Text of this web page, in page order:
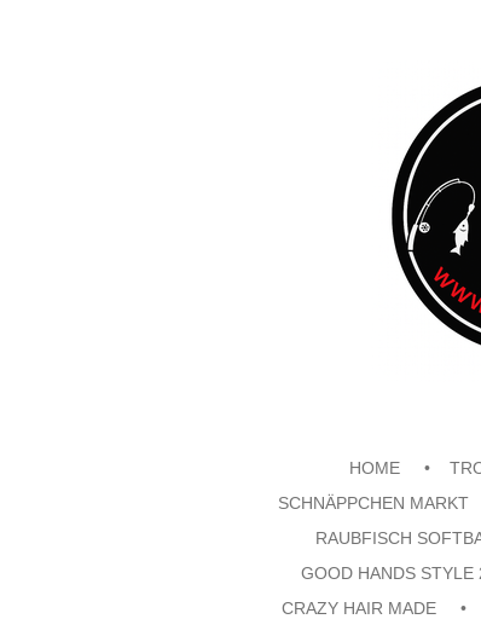
HOME
SCHNÄPPCHEN MARKT
RAUBFISCH
GOOD HANDS STYLE
CRAZY HAIR MADE